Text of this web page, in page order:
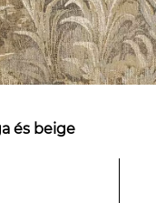
és beige